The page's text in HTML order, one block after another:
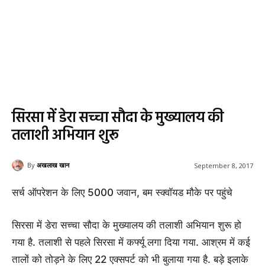
सिरसा में डेरा सच्चा सौदा के मुख्यालय की
तलाशी अभियान शुरू
By अखलाख खान September 8, 2017
सर्च ऑपरेशन के लिए 5000 जवान, बम स्‍क्‍वॉयड मौके पर पहुंचे
सिरसा में डेरा सच्चा सौदा के मुख्यालय की तलाशी अभियान शुरू हो
गया है. तलाशी से पहले सिरसा में कर्फ्यू लगा दिया गया. आश्रम में कई
तालों को तोड़ने के लिए 22 एक्‍सपर्ट को भी बुलाया गया है. बड़े इलाके